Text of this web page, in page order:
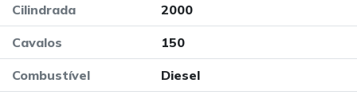
Cilindrada 2000
Cavalos 150
Combustível Diesel